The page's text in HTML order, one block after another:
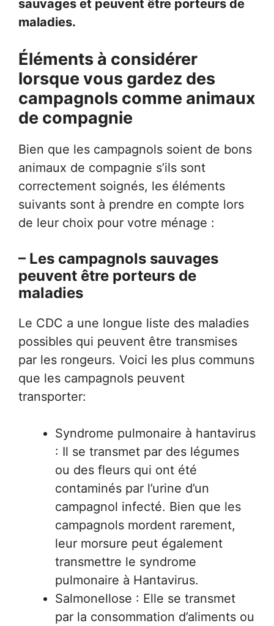
sauvages et peuvent être porteurs de
maladies.
Éléments à considérer
lorsque vous gardez des
campagnols comme animaux
de compagnie
Bien que les campagnols soient de bons
animaux de compagnie s’ils sont
correctement soignés, les éléments
suivants sont à prendre en compte lors
de leur choix pour votre ménage :
– Les campagnols sauvages
peuvent être porteurs de
maladies
Le CDC a une longue liste des maladies
possibles qui peuvent être transmises
par les rongeurs. Voici les plus communs
que les campagnols peuvent
transporter:
Syndrome pulmonaire à hantavirus
: Il se transmet par des légumes
ou des fleurs qui ont été
contaminés par l’urine d’un
campagnol infecté. Bien que les
campagnols mordent rarement,
leur morsure peut également
transmettre le syndrome
pulmonaire à Hantavirus.
Salmonellose : Elle se transmet
par la consommation d’aliments ou